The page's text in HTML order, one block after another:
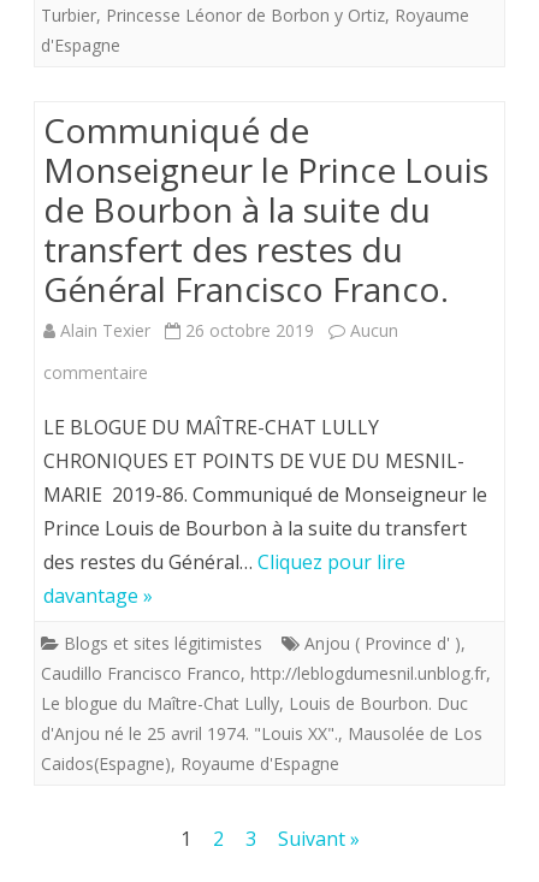
grâce
et
comment
Turbier, Princesse Léonor de Borbon y Ortiz, Royaume
d'Espagne
Communiqué de
Monseigneur le Prince Louis
de Bourbon à la suite du
transfert des restes du
Général Francisco Franco.
Alain Texier 26 octobre 2019
Aucun
commentaire
Communiqué
de
Monseigneur
le
de
Bourbon
suite
LE BLOGUE DU MAÎTRE-CHAT LULLY
CHRONIQUES ET POINTS DE VUE DU MESNIL-
MARIE 2019-86. Communiqué de Monseigneur le
Prince Louis de Bourbon à la suite du transfert
des restes du Général… Cliquez pour lire
davantage »
Blogs et sites légitimistes Anjou ( Province d' ),
Caudillo Francisco Franco, http://leblogdumesnil.unblog.fr,
Le blogue du Maître-Chat Lully, Louis de Bourbon. Duc
d'Anjou né le 25 avril 1974. "Louis XX"., Mausolée de Los
Caidos(Espagne), Royaume d'Espagne
1 2 3 Suivant »